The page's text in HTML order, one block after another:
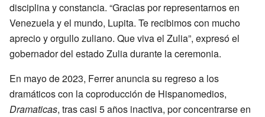
disciplina y constancia. “Gracias por representarnos en
Venezuela y el mundo, Lupita. Te recibimos con mucho
aprecio y orgullo zuliano. Que viva el Zulia”, expresó el
gobernador del estado Zulia durante la ceremonia.
En mayo de 2023, Ferrer anuncia su regreso a los
dramáticos con la coproducción de Hispanomedios,
Dramaticas, tras casi 5 años inactiva, por concentrarse en